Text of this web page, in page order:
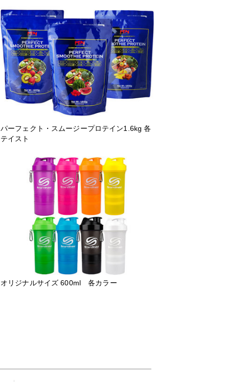
パーフェクト・スムージープロテイン1.6kg 各
テイスト
オリジナルサイズ 600ml 各カラー